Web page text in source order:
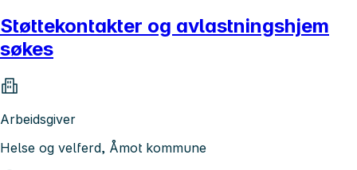
Støttekontakter og avlastningshjem
søkes
Arbeidsgiver
Helse og velferd, Åmot kommune